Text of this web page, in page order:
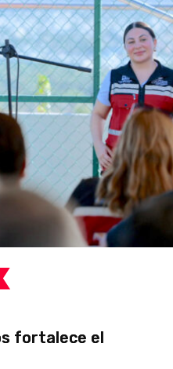
fortalece el